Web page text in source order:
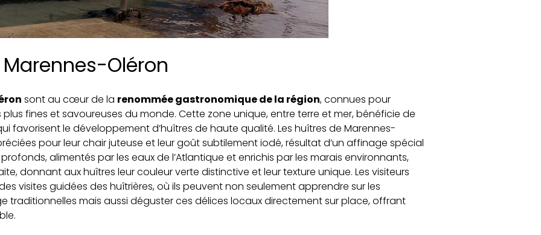
Oléron
sont au cœur de la renommée gastronomique de la région, connues pour
fines et savoureuses du monde. Cette zone unique, entre terre et mer, bénéficie de
favorisent le développement d’huîtres de haute qualité. Les huîtres de Marennes-
pour leur chair juteuse et leur goût subtilement iodé, résultat d’un affinage spécial
alimentés par les eaux de l’Atlantique et enrichis par les marais environnants,
donnant aux huîtres leur couleur verte distinctive et leur texture unique. Les visiteurs
visites guidées des huîtrières, où ils peuvent non seulement apprendre sur les
traditionnelles mais aussi déguster ces délices locaux directement sur place, offrant